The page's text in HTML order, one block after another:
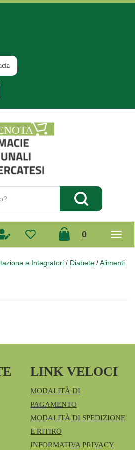
Cerca Prodotto
0prodotti
e Integratori / Diabete /Alimenti
LINK VELOCI
MODALITÀ DI
PAGAMENTO
MODALITÀ DI SPEDIZIONE
E RITIRO
INFORMATIVA PRIVACY